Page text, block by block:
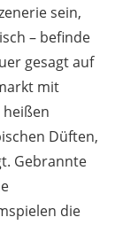
sein,
– befinde
gesagt auf
mit
heißen
Düften,
Gebrannte
die